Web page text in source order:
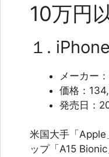
10万円
１.
メーカー
価格：
発売日：
米国大手「Apple
ップ「A15